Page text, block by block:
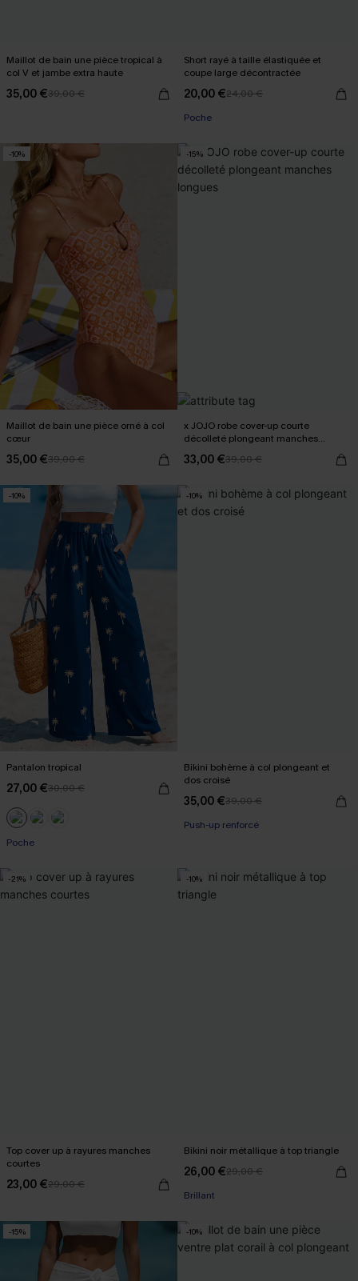
Maillot de bain une pièce tropical à
col V et jambe extra haute
35,00 €39,00 €
Short rayé à taille élastiquée et
coupe large décontractée
20,00 €24,00 €
Poche
-10%
Maillot de bain une pièce orné à col
cœur
35,00 €39,00 €
-15%
x JOJO robe cover-up courte
décolleté plongeant manches
33,00 €39,00 €
-10%
Pantalon tropical
27,00 €30,00 €
Poche
-10%
Bikini bohème à col plongeant et
dos croisé
35,00 €39,00 €
Push-up renforcé
-21%
Top cover up à rayures manches
courtes
23,00 €29,00 €
-10%
Bikini noir métallique à top triangle
26,00 €29,00 €
Brillant
-15% -10%